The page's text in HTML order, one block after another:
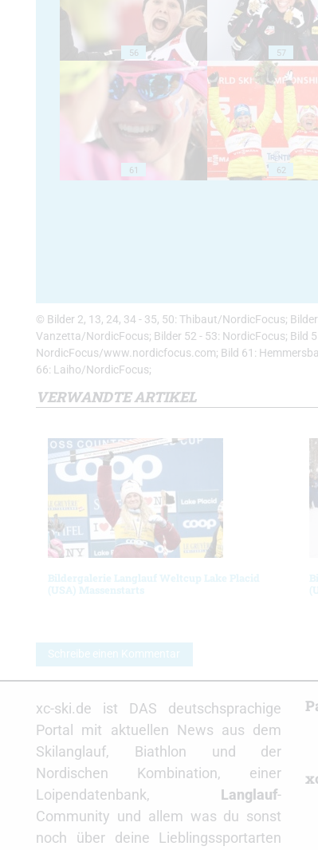
56 57
61 62
© Bilder 2, 13, 24, 34 - 35, 50: Thibaut/NordicFocus;
Vanzetta/NordicFocus; Bilder 52 - 53: NordicFocus; Bild
NordicFocus/www.nordicfocus.com; Bild 61:
66: Laiho/NordicFocus;
VERWANDTE ARTIKEL
Bildergalerie Langlauf Weltcup Lake Placid
(USA) Massenstarts
Schreibe einen Kommentar
xc-ski.de ist DAS deutschsprachige
Portal mit aktuellen News aus dem
Skilanglauf, Biathlon und der
Nordischen Kombination, einer
Loipendatenbank, Langlauf-
Community und allem was du sonst
noch über deine Lieblingssportarten